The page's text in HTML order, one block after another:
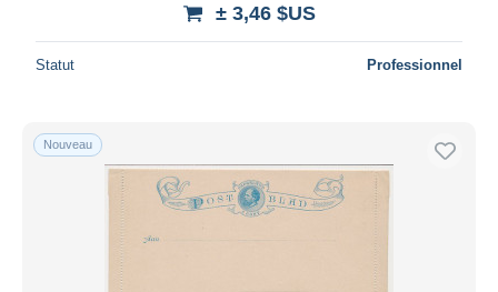
± 3,46 $US
Statut Professionnel
Nouveau